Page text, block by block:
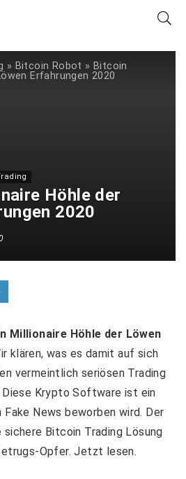
» Bitcoin Robot » Bitcoin
Erfahrungen 2020
Höhle der
2020
Millionaire Höhle der Löwen
klären, was es damit auf sich
vermeintlich seriösen Trading
Diese Krypto Software ist ein
News beworben wird. Der
Bitcoin Trading Lösung
Opfer. Jetzt lesen.